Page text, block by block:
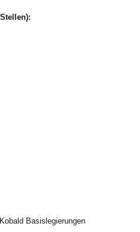
Basislegierungen